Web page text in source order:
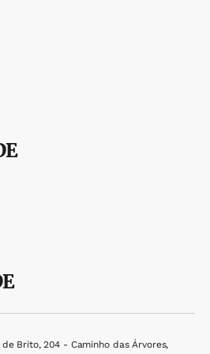
Brito, 204 - Caminho das Árvores,